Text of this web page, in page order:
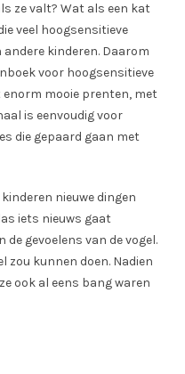
ze valt? Wat als een kat
veel hoogsensitieve
kinderen. Daarom
voor hoogsensitieve
mooie prenten, met
is eenvoudig voor
die gepaard gaan met
nieuwe dingen
iets nieuws gaat
gevoelens van de vogel.
zou kunnen doen. Nadien
ook al eens bang waren